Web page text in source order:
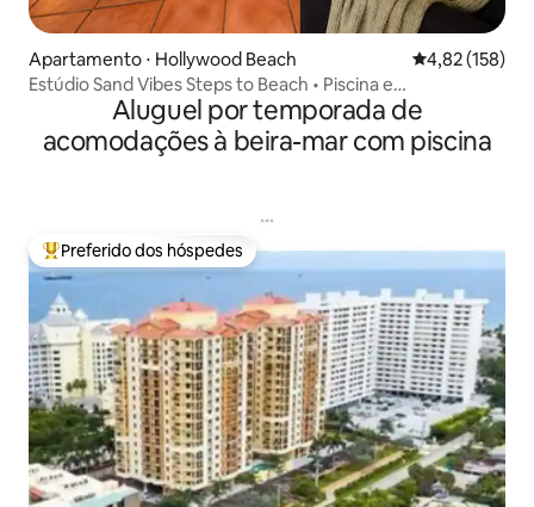
Apartamento ⋅ Hollywood Beach 4,82 de uma
4,82 (158)
Estúdio Sand Vibes Steps to Beach • Piscina e
estacionamentoAluguel por temporada de
acomodações à beira-mar com piscina
Entre os melhores preferidos dos hóspedes
Preferido dos hóspedes